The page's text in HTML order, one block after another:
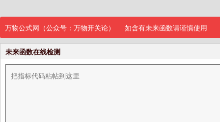
万物公式网（公众号：万物开关论） 如含有未来函数请谨慎使用
未来函数在线检测